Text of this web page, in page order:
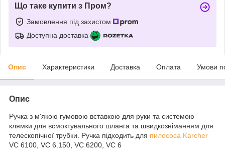
Що таке купити з Пром?
Замовлення під захистом
Доступна доставка
Опис Характеристики Доставка Оплата Умови
Опис
Ручка з м'якою гумовою вставкою для руки та системою
клямки для всмоктувального шланга та швидкозніманням для
телескопічної трубки. Ручка підходить для пилососа Karcher
VC 6100, VC 6.150, VC 6200, VC 6